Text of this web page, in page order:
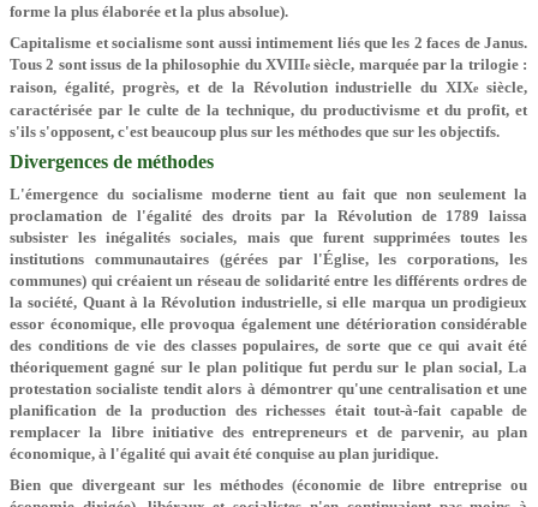
forme la plus élaborée et la plus absolue).
Capitalisme et socialisme sont aussi intimement liés que les 2 faces de Janus.
Tous 2 sont issus de la philosophie du XVIIIesiècle, marquée par la trilogie :
raison, égalité, progrès, et de la Révolution industrielle du XIXe
siècle,
caractérisée par le culte de la technique, du productivisme et du profit, et
s'ils s'opposent, c'est beaucoup plus sur les méthodes que sur les objectifs.
Divergences de méthodes
L'émergence du socialisme moderne tient au fait que non seulement la
proclamation de l'égalité des droits par la Révolution de 1789 laissa
subsister les inégalités sociales, mais que furent supprimées toutes les
institutions communautaires (gérées par l'Église, les corporations, les
communes) qui créaient un réseau de solidarité entre les différents ordres de
la société, Quant à la Révolution industrielle, si elle marqua un prodigieux
essor économique, elle provoqua également une détérioration considérable
des conditions de vie des classes populaires, de sorte que ce qui avait été
théoriquement gagné sur le plan politique fut perdu sur le plan social, La
protestation socialiste tendit alors à démontrer qu'une centralisation et une
planification de la production des richesses était tout-à-fait capable de
remplacer la libre initiative des entrepreneurs et de parvenir, au plan
économique, à l'égalité qui avait été conquise au plan juridique.
Bien que divergeant sur les méthodes (économie de libre entreprise ou